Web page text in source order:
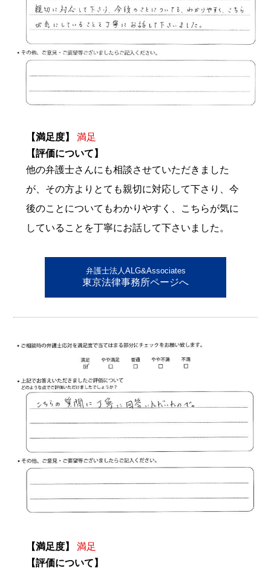
【満足度】
満足
【評価について】
他の弁護士さんにも相談させていただきました
が、その方よりとても親切に対応して下さり、今
後のことについてもわかりやすく、こちらが気に
していることを丁寧にお話して下さいました。
弁護士法人ALG&Associates
東京法律事務所ページへ
【満足度】
満足
【評価について】